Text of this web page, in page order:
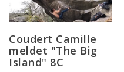
Coudert Camille
meldet "The Big
Island" 8C